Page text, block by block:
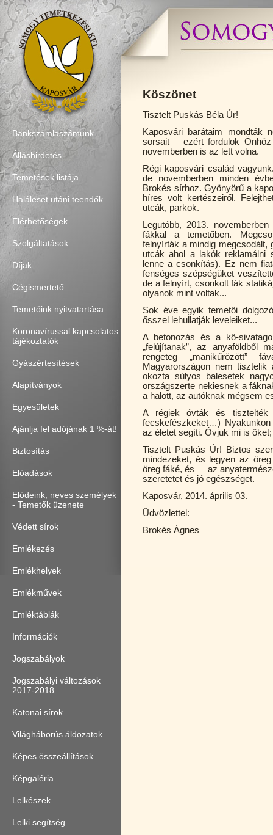
Bankszámlaszámunk
Álláshirdetés
Temetések listája
Haláleset utáni teendők
Elérhetőségek
Szolgáltatások
Díjak
Cégismertető
Temetőink nyitvatartása
Koronavírussal kapcsolatos
tájékoztatók
Gyászértesítések
Alapítványok
Egyesületek
Ajánlja fel adójának 1 %-át!
Biztosítás
Előadások
Elődeink, neves személyek
- Temetők üzenete
Védett sírok
Emlékezés
Emlékhelyek
Emlékművek
Emléktáblák
Információk
Jogszabályok
Jogszabályi változások
2017-2018.
Katonai sírok
Világháborús áldozatok
Képes összeállítások
Képgaléria
Lelkészek
Lelki segítség
Köszönet
Tisztelt Puskás Béla Úr!
Kaposvári barátaim mondták
sorsait – ezért fordulok
novemberben is az lett volna.
Régi kaposvári család
de novemberben minden
Brokés sírhoz. Gyönyörű a
híres volt kertészeiről.
utcák, parkok.
Legutóbb, 2013.
fákkal a temetőben.
felnyírták a mindig megcsodált,
utcák ahol a lakók reklamálni
lenne a csonkítás). Ez nem
fenséges szépségüket
de a felnyírt, csonkolt fák
olyanok mint voltak...
Sok éve egyik temetői
ősszel lehullatják leveleiket...
A betonozás és a kő-
„felújítanak”, az anyaföldből
rengeteg „manikűrözött”
Magyarországon nem
okozta súlyos balesetek
országszerte nekiesnek a
a halott, az autóknak mégsem
A régiek óvták és
fecskefészkeket…)
az életet segíti. Óvjuk mi is
Tisztelt Puskás Úr! Biztos
mindezeket, és legyen az
öreg fáké, és az
szeretetet és jó egészséget.
Kaposvár, 2014. április 03.
Üdvözlettel:
Brokés Ágnes